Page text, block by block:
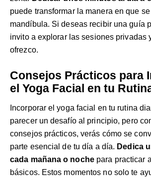
puede transformar la manera en que
mandíbula. Si deseas recibir una guía
invito a explorar lassesiones privadas
ofrezco.
Consejos Prácticos para
el Yoga Facial en tu
Incorporar el yoga facial en tu rutina
parecer un desafío al principio, pero
consejos prácticos, verás cómo se
parte esencial de tu día a día. Dedica
cada mañana o nochepara practicar
básicos. Estos momentos no solo te